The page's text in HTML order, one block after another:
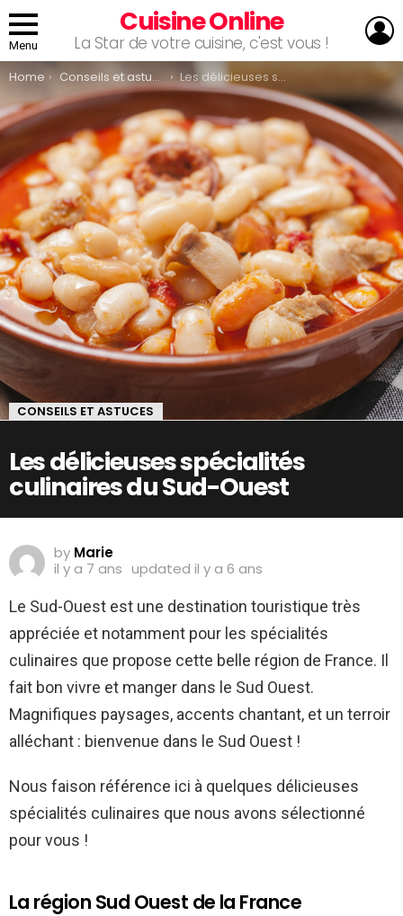
Menu
Cuisine Online
La Star de votre cuisine, c'est vous !
You are here:
Home Conseils et astuces Les délicieuses spécialités culinaires du Sud-Ouest
CONSEILS ET ASTUCES
Les délicieuses spécialités
culinaires du Sud-Ouest
by Marie
il y a 7 ans updated il y a 6 ans
Le Sud-Ouest est une destination touristique très
appréciée et notamment pour les spécialités
culinaires que propose cette belle région de France. Il
fait bon vivre et manger dans le Sud Ouest.
Magnifiques paysages, accents chantant, et un terroir
alléchant : bienvenue dans le Sud Ouest !
Nous faison référence ici à quelques délicieuses
spécialités culinaires que nous avons sélectionné
pour vous !
La région Sud Ouest de la France